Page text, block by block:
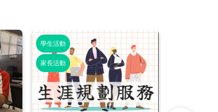
學生活動
家長活動